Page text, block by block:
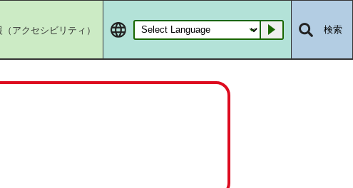
アクセシビリティ） Go 検索